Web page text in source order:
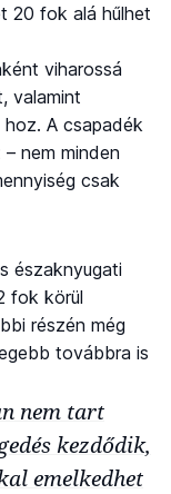
20 fok alá hűlhet
viharossá
valamint
A csapadék
nem minden
csak
északnyugati
fok körül
részén még
továbbra is
nem tart
kezdődik,
emelkedhet